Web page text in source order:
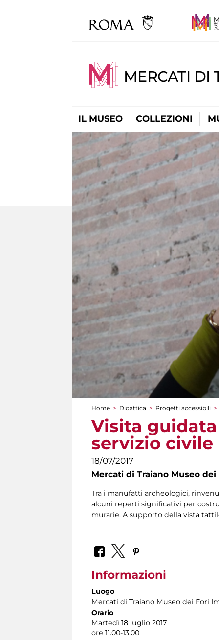
MERCATI DI
IL MUSEO COLLEZIONI
Tu sei qui
Home > Didattica > Progetti accessibili >
Visita
servizio civile
18/07/2017
Mercati di Traiano Museo
Tra i manufatti archeologici,
alcuni reperti significativi per
murarie. A supporto della vista
Informazioni
Luogo
Mercati di Traiano Museo dei Fori
Orario
Martedì 18 luglio 2017
ore 11.00-13.00